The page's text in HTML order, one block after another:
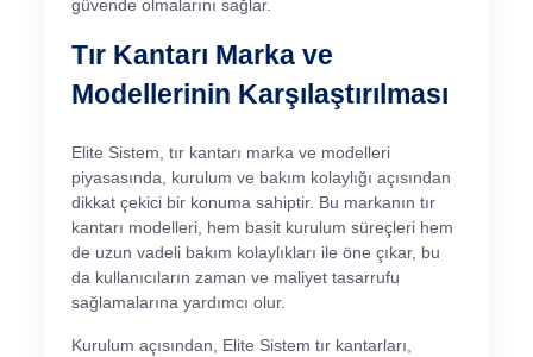
güvende olmalarını sağlar.
Tır Kantarı Marka ve
Modellerinin Karşılaştırılması
Elite Sistem, tır kantarı marka ve modelleri
piyasasında, kurulum ve bakım kolaylığı açısından
dikkat çekici bir konuma sahiptir. Bu markanın tır
kantarı modelleri, hem basit kurulum süreçleri hem
de uzun vadeli bakım kolaylıkları ile öne çıkar, bu
da kullanıcıların zaman ve maliyet tasarrufu
sağlamalarına yardımcı olur.
Kurulum açısından, Elite Sistem tır kantarları,